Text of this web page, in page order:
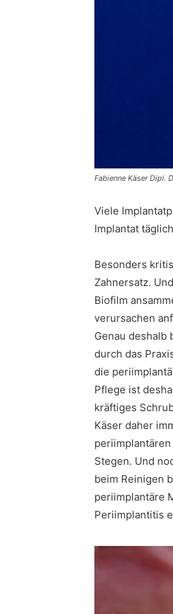
Fabienne Käser Dipl.
Viele
Implantat
Besonders
Zahnersatz.
Biofilm
verursachen
Genau deshalb
durch das
die
Pflege ist
kräftiges
Käser daher
Stegen. Und
beim Reinigen
periimplantäre
Periimplantitis